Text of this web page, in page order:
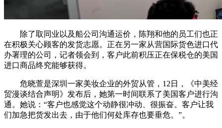
除了取同业以及船公司沟通运价，陈翔和他的员工们也正
在积极关心顾客的发货志愿。正在另一家从营国际货色进口代
办署理的公司，记者领会到，客户此前积压正在保税仓的美国
进口商品终究能够获得。
危晓萱是深圳一家美妆企业的外贸从管，12日，《中美经
贸漫谈结合声明》发布后，她第一时间联系了美国客户进行沟
通。她说：“客户也感觉这个动静很冲动、很振奋。客户让我
们加急把货发出去，由于他们何处库存也要垂危。”。